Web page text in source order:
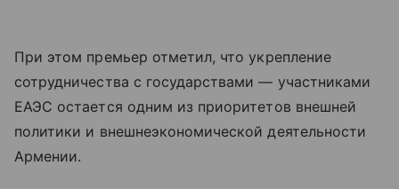
При этом премьер отметил, что укрепление
сотрудничества с государствами — участниками
ЕАЭС остается одним из приоритетов внешней
политики и внешнеэкономической деятельности
Армении.